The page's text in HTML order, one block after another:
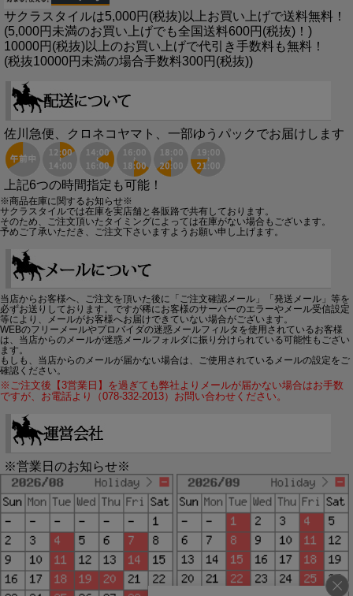
サクラスタイルは5,000円(税抜)以上お買い上げで送料無料！
(5,000円未満のお買い上げでも全国送料600円(税抜)！)
10000円(税抜)以上のお買い上げで代引き手数料も無料！
(税抜10000円未満の場合手数料300円(税抜))
佐川急便、クロネコヤマト、一部ゆうパックでお届けします
上記6つの時間指定も可能！
※商品在庫に関するお知らせ※
サクラスタイルでは在庫を実店舗と各販路で共有しております。
そのため、ご注文頂いたタイミングによっては在庫がない場合もございます。
予めご了承いただき、ご注文下さいますようお願い申し上げます。
当店からお客様へ、ご注文を頂いた後に「ご注文確認メール」「発送メール」等を
必ずお送りしております。ですが稀にお客様のサーバーのエラーやメール受信設定
等により、メールがお客様へお届けできていない場合がございます。
WEBのフリーメールやプロバイダの迷惑メールフィルタを使用されているお客様
は、当店からのメールが迷惑メールフォルダに振り分けられている可能性もござい
ます。
もしも、当店からのメールが届かない場合は、ご使用されているメールの設定をご
確認ください。
※ご注文後【3営業日】を過ぎても弊社よりメールが届かない場合はお手数
ですが、お電話より（078-332-2013）お問い合わせください。
※営業日のお知らせ※